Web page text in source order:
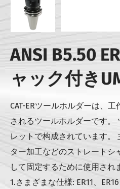
ANSI B5.50
ャック付き
CAT-ERツールホルダーは、
されるツールホルダーです。
レットで构成されています。
ター加工などのストレートシ
して固定するために使用され
1.さまざまな仕様: ER11、ER16